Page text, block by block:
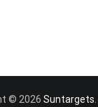
© 2026 Suntargets